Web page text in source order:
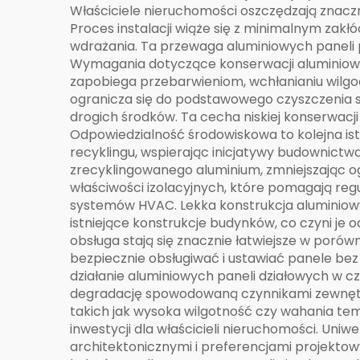
Właściciele nieruchomości oszczędzają
Proces instalacji wiąże się z minimalnym
wdrażania. Ta przewaga aluminiowych
Wymagania dotyczące konserwacji
zapobiega przebarwieniom, wchłanianiu
ogranicza się do podstawowego
drogich środków. Ta cecha niskiej
Odpowiedzialność środowiskowa to kolejna
recyklingu, wspierając inicjatywy
zrecyklingowanego aluminium, zmniejszając
właściwości izolacyjnych, które pomagają
systemów HVAC. Lekka konstrukcja
istniejące konstrukcje budynków, co czyni je
obsługa stają się znacznie łatwiejsze w
bezpiecznie obsługiwać i ustawiać panele
działanie aluminiowych paneli działowych w
degradację spowodowaną czynnikami
takich jak wysoka wilgotność czy wahania
inwestycji dla właścicieli nieruchomości.
architektonicznymi i preferencjami